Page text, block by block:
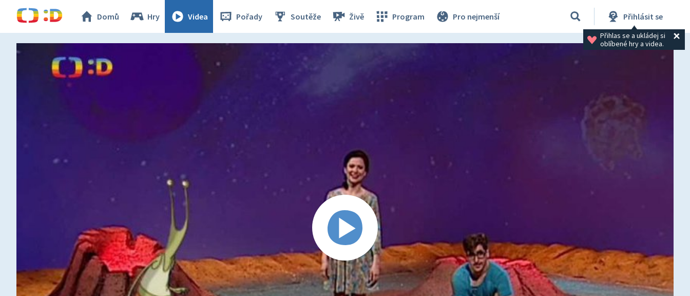
Domů Hry Videa Pořady Soutěže Živě Program Pro nejmenší Přihlásit se
Přihlas se a ukládej si
oblíbené hry a videa.